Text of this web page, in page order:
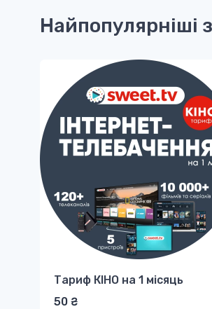
Найпопулярніші
Тариф КІНО на 1 місяць
50 ₴